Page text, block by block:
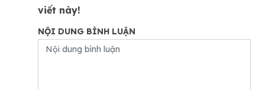
viết này!
NỘI DUNG BÌNH LUẬN